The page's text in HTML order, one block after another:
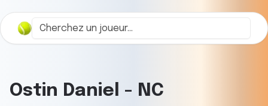
Ostin Daniel - NC